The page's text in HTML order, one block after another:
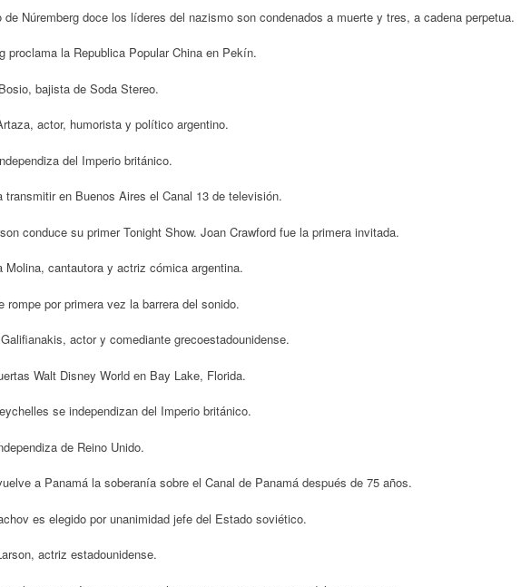
de Núremberg doce los líderes del nazismo son condenados a muerte y tres, a cadena perpetua.
proclama la Republica Popular China en Pekín.
bajista de Soda Stereo.
actor, humorista y político argentino.
del Imperio británico.
transmitir en Buenos Aires el Canal 13 de televisión.
conduce su primer Tonight Show. Joan Crawford fue la primera invitada.
Molina, cantautora y actriz cómica argentina.
rompe por primera vez la barrera del sonido.
actor y comediante grecoestadounidense.
Walt Disney World en Bay Lake, Florida.
se independizan del Imperio británico.
de Reino Unido.
a Panamá la soberanía sobre el Canal de Panamá después de 75 años.
es elegido por unanimidad jefe del Estado soviético.
actriz estadounidense.